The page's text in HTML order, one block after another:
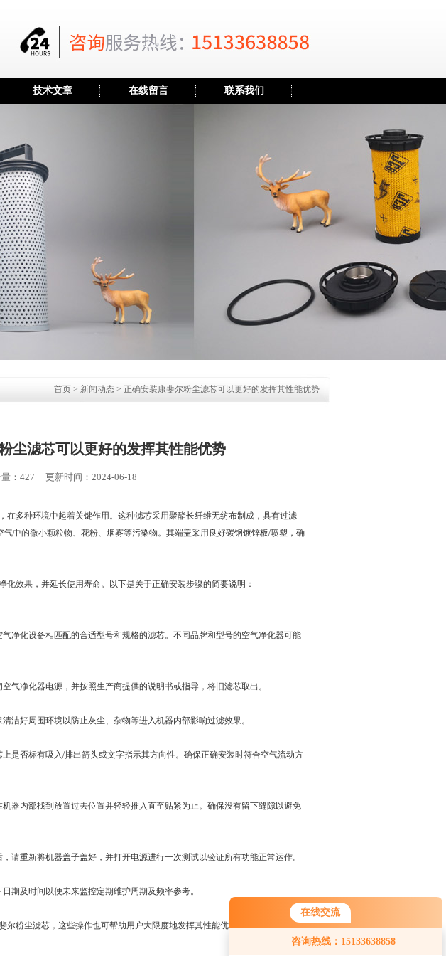
在线交流
咨询热线：15133638858
技术文章 在线留言 联系我们
首页 > 新闻动态 > 正确安装康斐尔粉尘滤芯可以更好的发挥其性能优势
尘滤芯可以更好的发挥其性能优势
量：427 更新时间：2024-06-18
多种环境中起着关键作用。这种滤芯采用聚酯长纤维无纺布制成，具有过滤
中的微小颗粒物、花粉、烟雾等污染物。其端盖采用良好碳钢镀锌板/喷塑，确
化效果，并延长使用寿命。以下是关于正确安装步骤的简要说明：
化设备相匹配的合适型号和规格的滤芯。不同品牌和型号的空气净化器可能
净化器电源，并按照生产商提供的说明书或指导，将旧滤芯取出。
好周围环境以防止灰尘、杂物等进入机器内部影响过滤效果。
否标有吸入/排出箭头或文字指示其方向性。确保正确安装时符合空气流动方
内部找到放置过去位置并轻轻推入直至贴紧为止。确保没有留下缝隙以避免
重新将机器盖子盖好，并打开电源进行一次测试以验证所有功能正常运作。
及时间以便未来监控定期维护周期及频率参考。
粉尘滤芯，这些操作也可帮助用户大限度地发挥其性能优势同时延长使用寿